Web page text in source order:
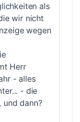
als
wir nicht
wegen
Herr
- alles
- die
dann?